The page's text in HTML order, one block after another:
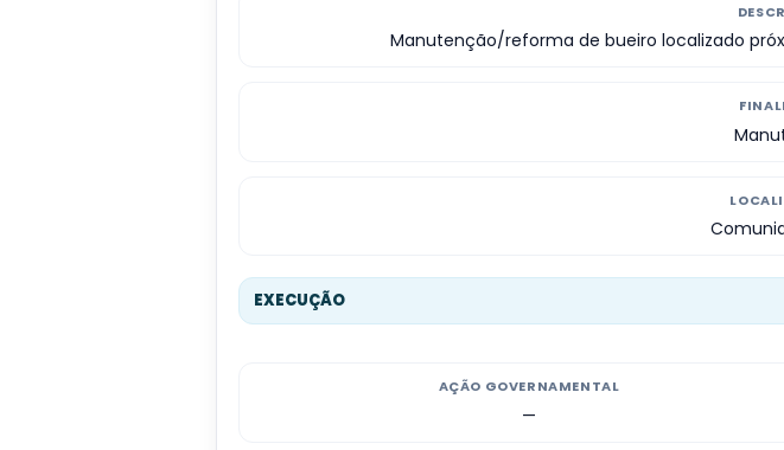
Manutenção/reforma de bueiro localizado
EXECUÇÃO
AÇÃO GOVERNAMENTAL
—